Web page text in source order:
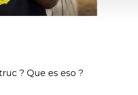
? Que es eso ?